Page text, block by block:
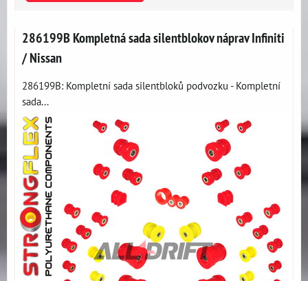
286199B Kompletná sada silentblokov náprav Infiniti
/ Nissan
286199B: Kompletní sada silentbloků podvozku - Kompletní
sada...